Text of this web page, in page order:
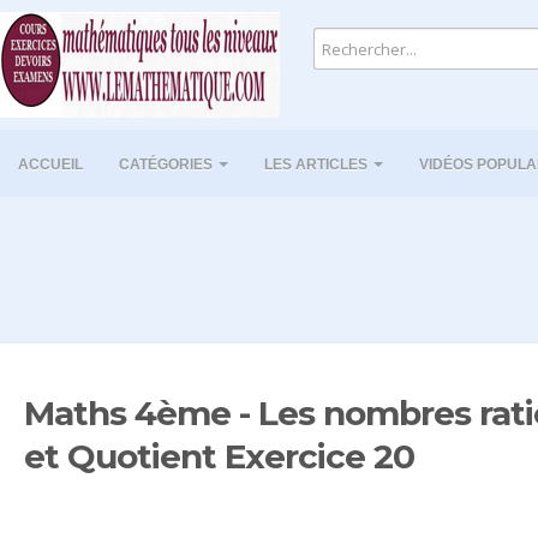
ACCUEIL CATÉGORIES LES ARTICLES VIDÉOS
Maths 4ème - Les nombres
et Quotient Exercice 20